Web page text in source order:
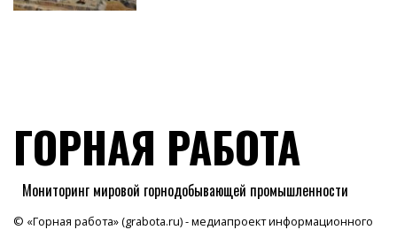
ГОРНАЯ РАБОТА
Мониторинг мировой горнодобывающей промышленности
© «Горная работа» (grabota.ru) - медиапроект информационного